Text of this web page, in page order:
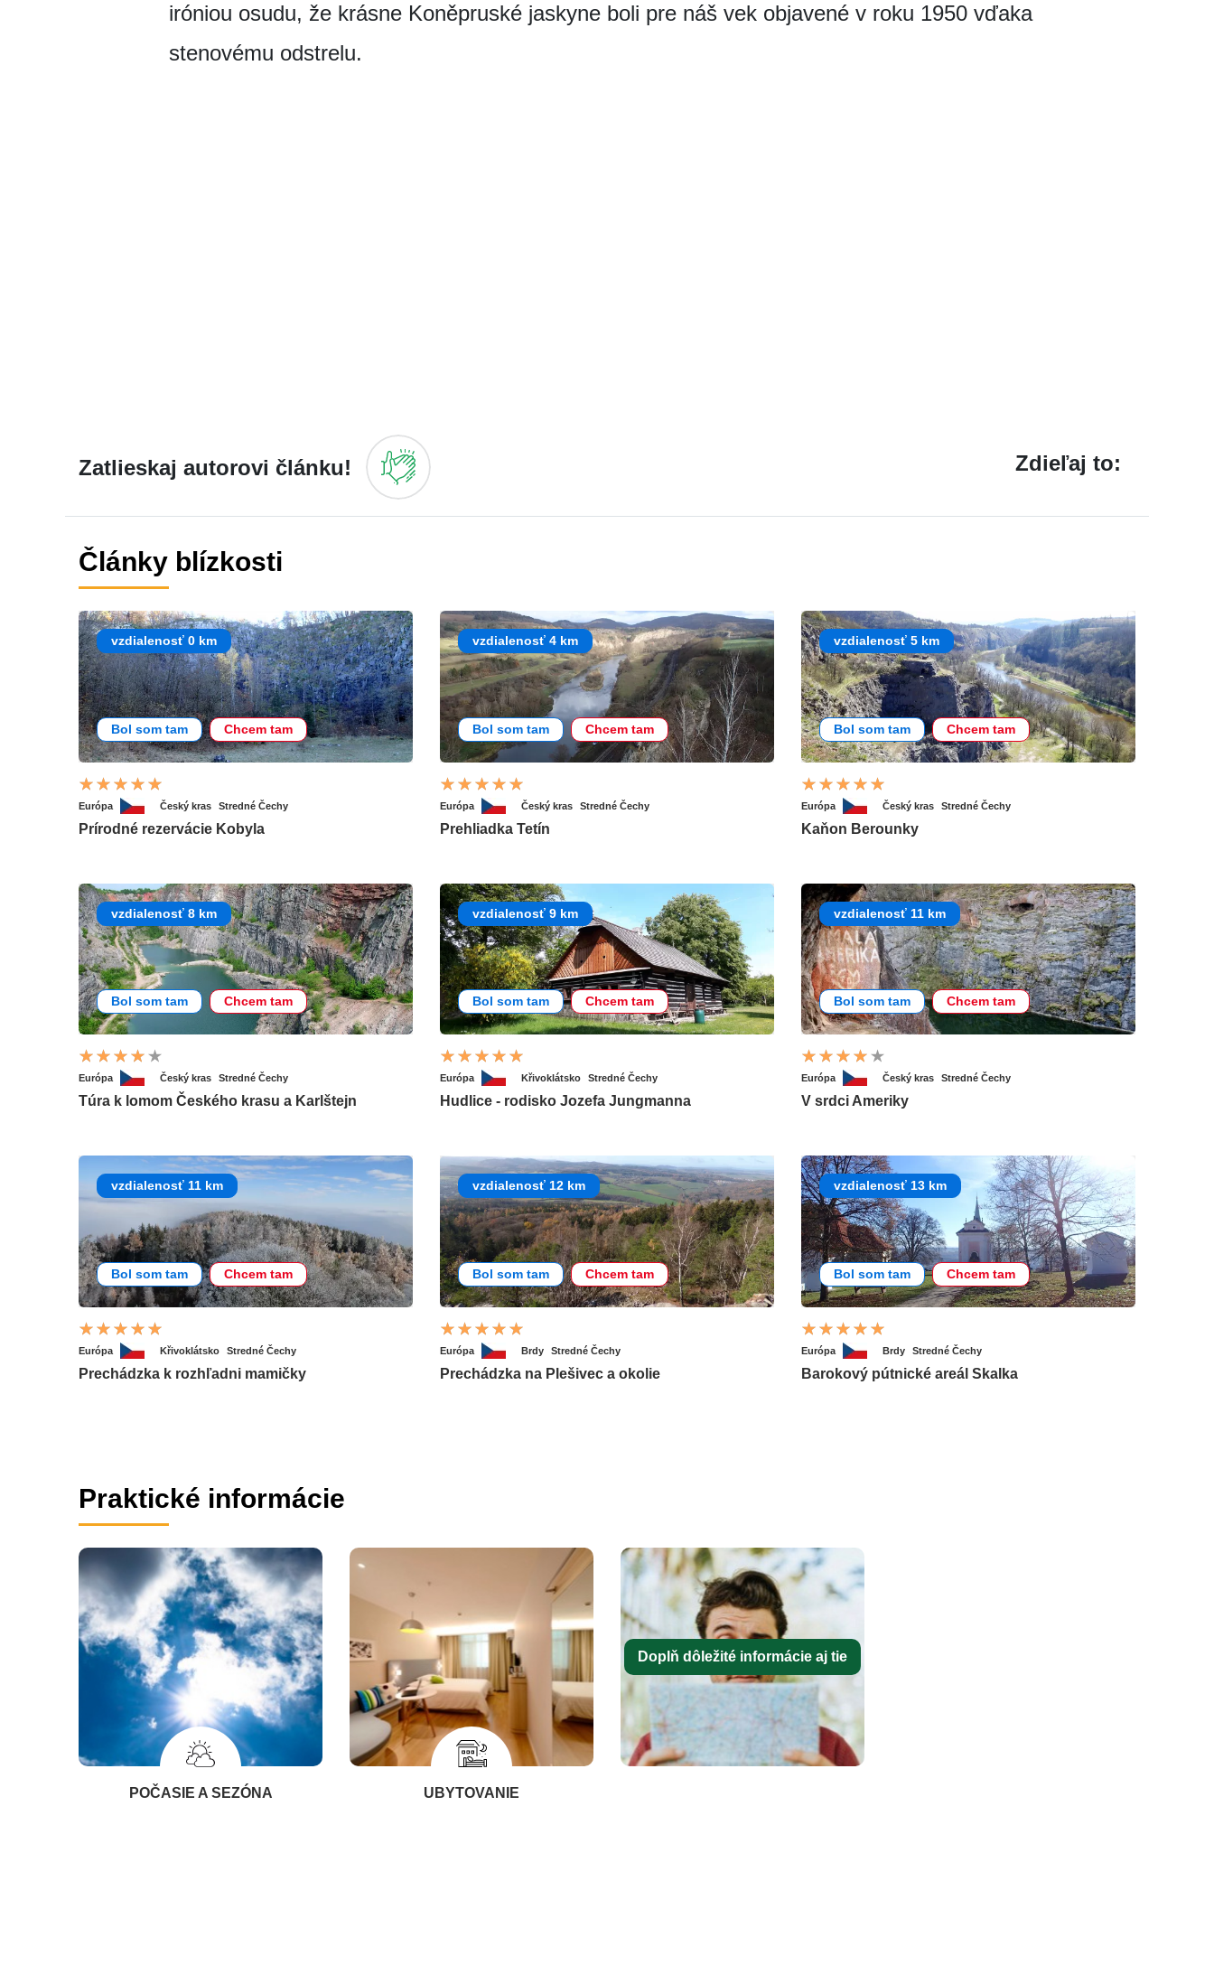
iróniou osudu, že krásne Koněpruské jaskyne boli pre náš vek objavené v roku 1950 vďaka
stenovému odstrelu.
Zatlieskaj autorovi článku! Zdieľaj to:
Články blízkosti
vzdialenosť 0 km
Bol som tam Chcem tam
Európa Český kras Stredné Čechy
Prírodné rezervácie Kobyla
vzdialenosť 4 km
Bol som tam Chcem tam
Európa Český kras Stredné Čechy
Prehliadka Tetín
vzdialenosť 5 km
Bol som tam Chcem tam
Európa Český kras Stredné Čechy
Kaňon Berounky
vzdialenosť 8 km
Bol som tam Chcem tam
Európa Český kras Stredné Čechy
Túra k lomom Českého krasu a Karlštejn
vzdialenosť 9 km
Bol som tam Chcem tam
Európa Křivoklátsko Stredné Čechy
Hudlice - rodisko Jozefa Jungmanna
vzdialenosť 11 km
Bol som tam Chcem tam
Európa Český kras Stredné Čechy
V srdci Ameriky
vzdialenosť 11 km
Bol som tam Chcem tam
Európa Křivoklátsko Stredné Čechy
Prechádzka k rozhľadni mamičky
vzdialenosť 12 km
Bol som tam Chcem tam
Európa Brdy Stredné Čechy
Prechádzka na Plešivec a okolie
vzdialenosť 13 km
Bol som tam Chcem tam
Európa Brdy Stredné Čechy
Barokový pútnické areál Skalka
Praktické informácie
POČASIE A SEZÓNA UBYTOVANIE
Doplň dôležité informácie aj tie